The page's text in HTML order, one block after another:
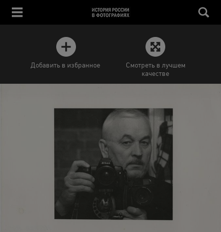
Добавить в избранное
Смотреть в лучшем
качестве